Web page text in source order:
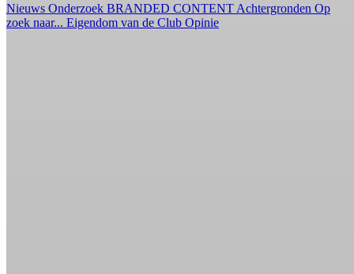
Nieuws Onderzoek BRANDED CONTENT Achtergronden Op
zoek naar... Eigendom van de Club Opinie